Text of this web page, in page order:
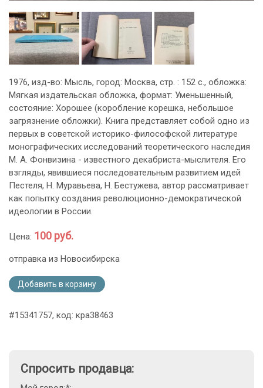
1976, изд-во: Мысль, город: Москва, стр. : 152 с., обложка:
Мягкая издательская обложка, формат: Уменьшенный,
состояние: Хорошее (коробление корешка, небольшое
загрязнение обложки). Книга представляет собой одно из
первых в советской историко-философской литературе
монографических исследований теоретического наследия
М. А. Фонвизина - известного декабриста-мыслителя. Его
взгляды, явившиеся последовательным развитием идей
Пестеля, Н. Муравьева, Н. Бестужева, автор рассматривает
как попытку создания революционно-демократической
идеологии в России.
Цена: 100 руб.
отправка из Новосибирска
Добавить в корзину
#15341757, код: кра38463
Спросить продавца: